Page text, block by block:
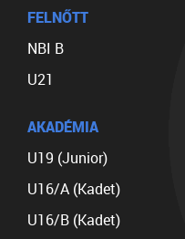
FELNŐTT
NBI B
U21
AKADÉMIA
U19 (Junior)
U16/A (Kadet)
U16/B (Kadet)